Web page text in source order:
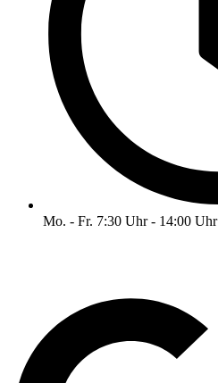
Mo. - Fr. 7:30 Uhr - 14:00 Uhr